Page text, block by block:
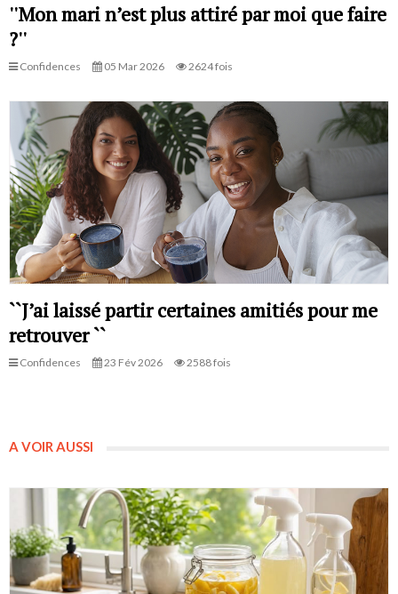
''Mon mari n’est plus attiré par moi que faire
?''
Confidences 05 Mar 2026 2624 fois
``J’ai laissé partir certaines amitiés pour me
retrouver ``
Confidences 23 Fév 2026 2588 fois
A VOIR AUSSI